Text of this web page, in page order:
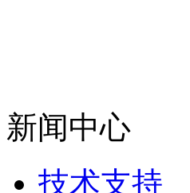
新闻中心
技术支持